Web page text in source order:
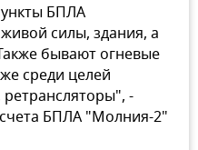
БПЛА
силы, здания, а
бывают огневые
среди целей
ретрансляторы", -
БПЛА "Молния-2"